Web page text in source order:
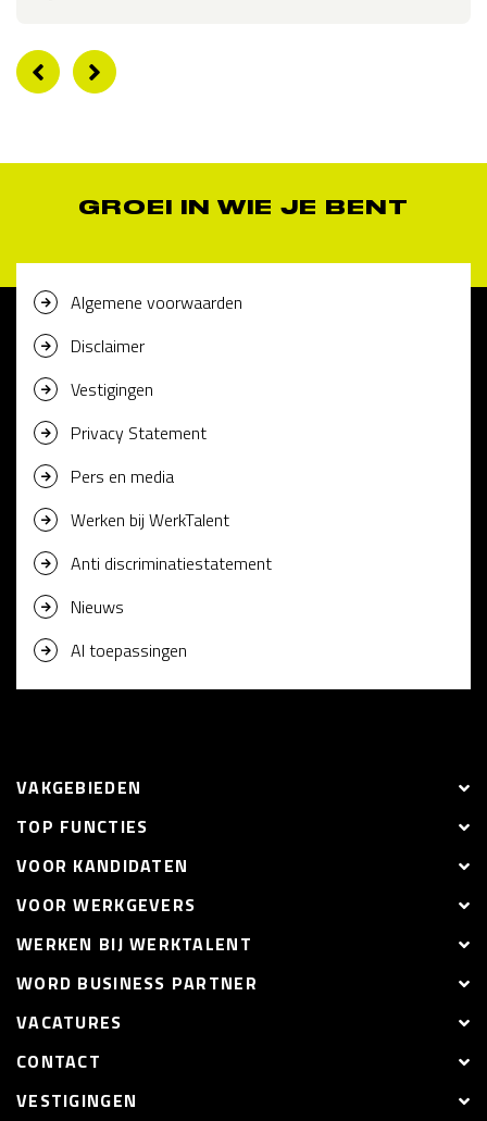
GROEI IN WIE JE BENT
Algemene voorwaarden
Disclaimer
Vestigingen
Privacy Statement
Pers en media
Werken bij WerkTalent
Anti discriminatiestatement
Nieuws
AI toepassingen
VAKGEBIEDEN
TOP FUNCTIES
VOOR KANDIDATEN
VOOR WERKGEVERS
WERKEN BIJ WERKTALENT
WORD BUSINESS PARTNER
VACATURES
CONTACT
VESTIGINGEN